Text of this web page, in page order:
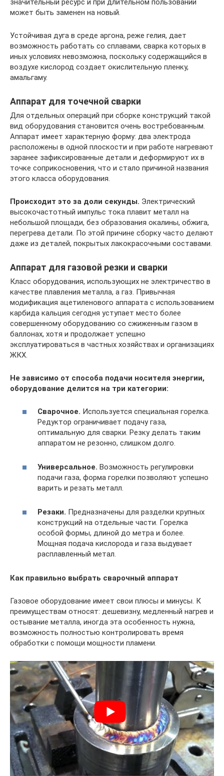
значительный ресурс и при длительном пользовании
может быть заменен на новый.
Устойчивая дуга в среде аргона, реже гелия, дает
возможность работать со сплавами, сварка которых в
иных условиях невозможна, поскольку содержащийся в
воздухе кислород создает окислительную пленку,
амальгаму.
Аппарат для точечной сварки
Для отдельных операций при сборке конструкций такой
вид оборудования становится очень востребованным.
Аппарат имеет характерную форму: два электрода
расположены в одной плоскости и при работе нагревают
заранее зафиксированные детали и деформируют их в
точке соприкосновения, что и стало причиной названия
этого класса оборудования.
Происходит это за доли секунды. Электрический
высокочастотный импульс тока плавит металл на
небольшой площади, без образования окалины, обжига,
перегрева детали. По этой причине сборку часто делают
даже из деталей, покрытых лакокрасочными составами.
Аппарат для газовой резки и сварки
Класс оборудования, использующих не электричество в
качестве плавления металла, а газ. Привычная
модификация ацетиленового аппарата с использованием
карбида кальция сегодня уступает место более
совершенному оборудованию со сжиженным газом в
баллонах, хотя и продолжает успешно
эксплуатироваться в частных хозяйствах и организациях
ЖКХ.
Не зависимо от способа подачи носителя энергии,
оборудование делится на три категории:
Сварочное. Используется специальная горелка.
Редуктор ограничивает подачу газа,
оптимальную для сварки. Резку делать таким
аппаратом не резонно, слишком долго.
Универсальное. Возможность регулировки
подачи газа, форма горелки позволяют успешно
варить и резать металл.
Резаки. Предназначены для разделки крупных
конструкций на отдельные части. Горелка
особой формы, длиной до метра и более.
Мощная подача кислорода и газа выдувает
расплавленный метал.
Как правильно выбрать сварочный аппарат
Газовое оборудование имеет свои плюсы и минусы. К
преимуществам относят: дешевизну, медленный нагрев и
остывание металла, иногда эта особенность нужна,
возможность полностью контролировать время
обработки с помощи мощности пламени.